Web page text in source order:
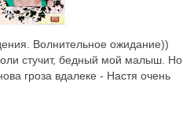
Волнительное ожидание))
стучит, бедный мой малыш. Но
гроза вдалеке - Настя очень